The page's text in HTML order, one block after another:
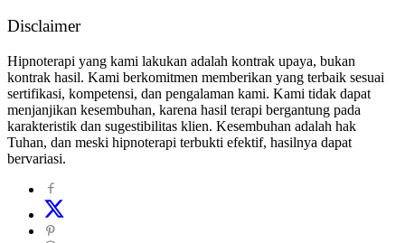
Disclaimer
Hipnoterapi yang kami lakukan adalah kontrak upaya, bukan
kontrak hasil. Kami berkomitmen memberikan yang terbaik sesuai
sertifikasi, kompetensi, dan pengalaman kami. Kami tidak dapat
menjanjikan kesembuhan, karena hasil terapi bergantung pada
karakteristik dan sugestibilitas klien. Kesembuhan adalah hak
Tuhan, dan meski hipnoterapi terbukti efektif, hasilnya dapat
bervariasi.